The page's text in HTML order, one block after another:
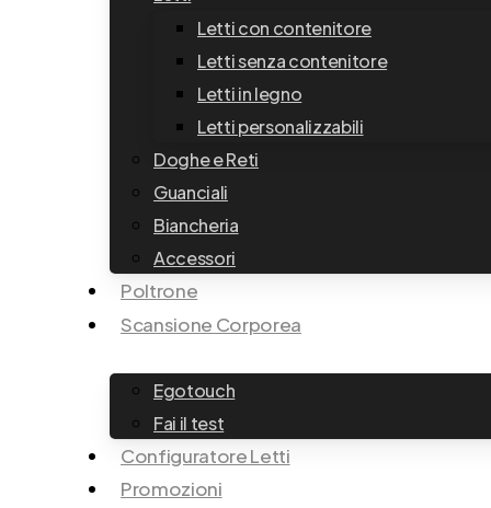
Letti con contenitore
Letti senza contenitore
Letti in legno
Letti personalizzabili
Doghe e Reti
Guanciali
Biancheria
Accessori
Poltrone
Scansione Corporea
Egotouch
Fai il test
Configuratore Letti
Promozioni